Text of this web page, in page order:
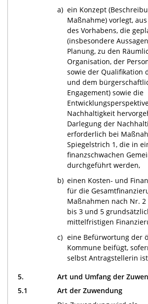
a) ein Konzept
Maßnahme) vorlegt,
des Vorhabens, die
(insbesondere
Planung, zu den
Organisation, der
sowie der Qualifikation
und dem
Engagement) sowie die
Nachhaltigkeit
Darlegung der
erforderlich bei
Spiegelstrich 1, die in
finanzschwachen
durchgeführt werden,
b) einen Kosten- und
für die
Maßnahmen nach Nr. 2
bis 3 und 5
mittelfristigen
c) eine Befürwortung der
Kommune beifügt,
selbst Antragstellerin
5.
Art und Umfang der
5.1
Art der Zuwendung